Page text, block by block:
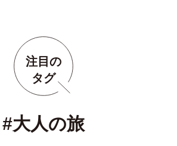
注目の
タグ
#大人の旅